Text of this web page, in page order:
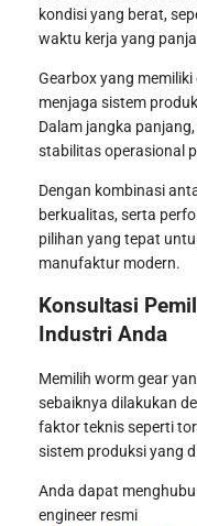
kondisi yang berat,
waktu kerja yang
Gearbox yang
menjaga sistem
Dalam jangka
stabilitas operasional
Dengan kombinasi
berkualitas, serta
pilihan yang tepat
manufaktur modern.
Konsultasi
Industri Anda
Memilih worm gear
sebaiknya dilakukan
faktor teknis seperti
sistem produksi yang
Anda dapat
engineer resmi